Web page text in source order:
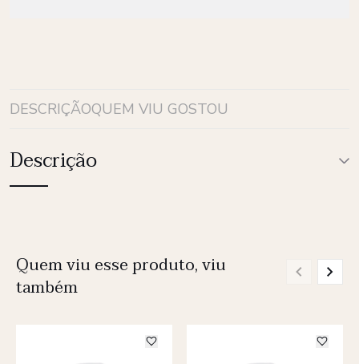
DESCRIÇÃOQUEM VIU GOSTOU
Descrição
Quem viu esse produto, viu
também